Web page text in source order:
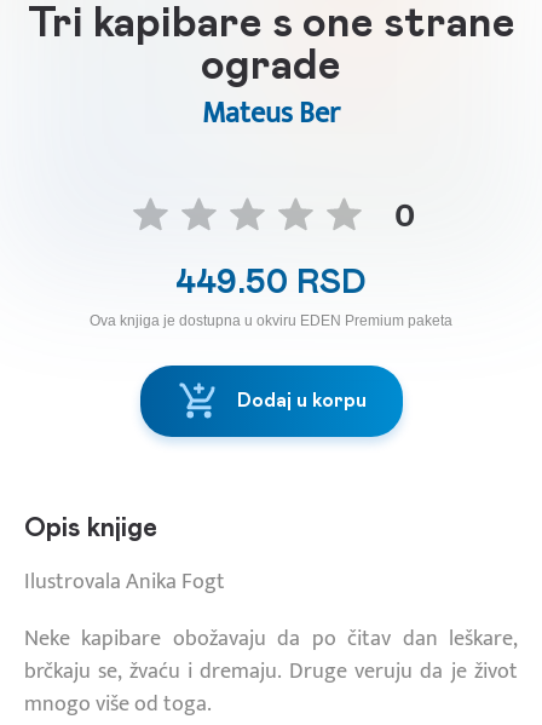
Tri kapibare s one strane
ograde
Mateus Ber
0
449.50 RSD
Ova knjiga je dostupna u okviru EDEN Premium paketa
Dodaj u korpu
Opis knjige
Ilustrovala Anika Fogt
Neke kapibare obožavaju da po čitav dan leškare,
brčkaju se, žvaću i dremaju. Druge veruju da je život
mnogo više od toga.